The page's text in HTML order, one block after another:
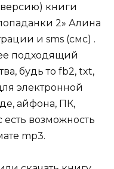
книги
2» Алина
и sms (смс) .
подходящий
будь то fb2, txt,
электронной
айфона, ПК,
возможность
mp3.